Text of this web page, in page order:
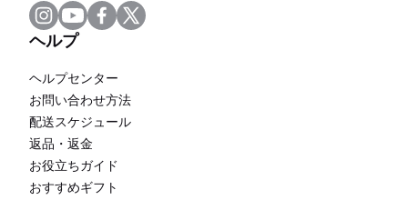
ヘルプ
ヘルプセンター
お問い合わせ方法
配送スケジュール
返品・返金
お役立ちガイド
おすすめギフト